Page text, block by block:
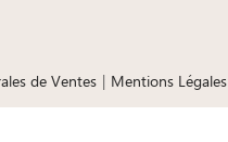
de Ventes Mentions Légales